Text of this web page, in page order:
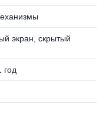
экран, скрытый
год